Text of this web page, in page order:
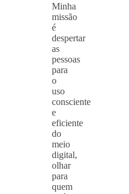
Minha
missão
é
despertar
as
pessoas
para
o
uso
consciente
e
eficiente
do
meio
digital,
olhar
para
quem